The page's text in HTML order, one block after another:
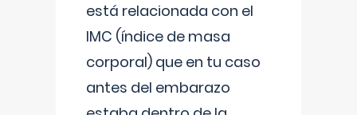
está relacionada con el
IMC (índice de masa
corporal) que en tu caso
antes del embarazo